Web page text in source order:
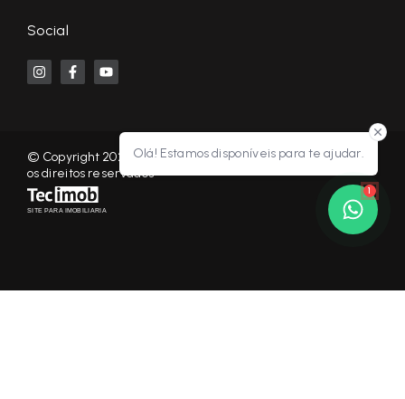
Olá! Estamos disponíveis para te ajudar.
1
Social
© Copyright 2026 - KF NEGÓCIOS IMOBILIÁRIOS RP - Todos
os direitos reservados
SITE PARA IMOBILIARIA